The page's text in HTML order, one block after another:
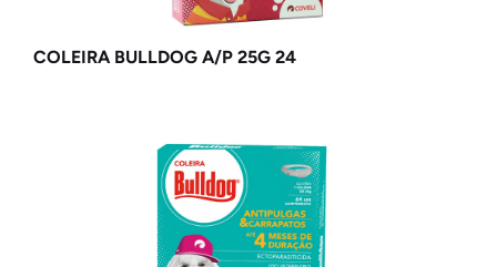
COLEIRA BULLDOG A/P 25G 24